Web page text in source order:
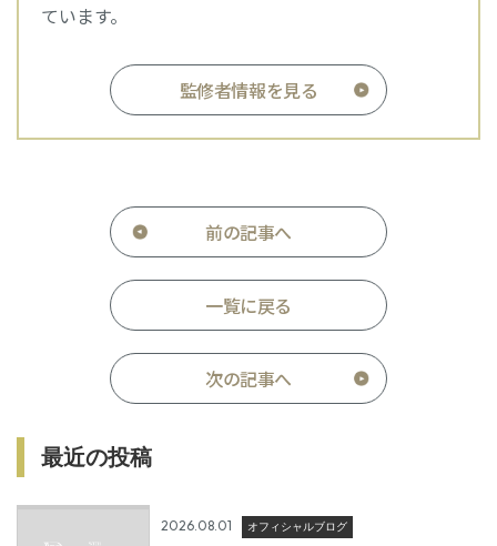
ています。
監修者情報を見る
前の記事へ
一覧に戻る
次の記事へ
最近の投稿
2026.08.01 オフィシャルブログ